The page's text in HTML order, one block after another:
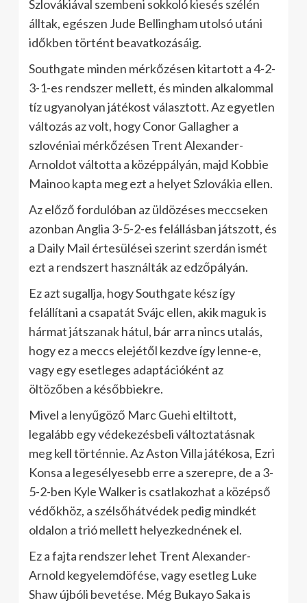
Szlovákiával szembeni sokkoló kiesés szélén
álltak, egészen Jude Bellingham utolsó utáni
időkben történt beavatkozásáig.
Southgate minden mérkőzésen kitartott a 4-2-
3-1-es rendszer mellett, és minden alkalommal
tíz ugyanolyan játékost választott. Az egyetlen
változás az volt, hogy Conor Gallagher a
szlovéniai mérkőzésen Trent Alexander-
Arnoldot váltotta a középpályán, majd Kobbie
Mainoo kapta meg ezt a helyet Szlovákia ellen.
Az előző fordulóban az üldözéses meccseken
azonban Anglia 3-5-2-es felállásban játszott, és
a Daily Mail értesülései szerint szerdán ismét
ezt a rendszert használták az edzőpályán.
Ez azt sugallja, hogy Southgate kész így
felállítani a csapatát Svájc ellen, akik maguk is
hármat játszanak hátul, bár arra nincs utalás,
hogy ez a meccs elejétől kezdve így lenne-e,
vagy egy esetleges adaptációként az
öltözőben a későbbiekre.
Mivel a lenyűgöző Marc Guehi eltiltott,
legalább egy védekezésbeli változtatásnak
meg kell történnie. Az Aston Villa játékosa, Ezri
Konsa a legesélyesebb erre a szerepre, de a 3-
5-2-ben Kyle Walker is csatlakozhat a középső
védőkhöz, a szélsőhátvédek pedig mindkét
oldalon a trió mellett helyezkednének el.
Ez a fajta rendszer lehet Trent Alexander-
Arnold kegyelemdöfése, vagy esetleg Luke
Shaw újbóli bevetése. Még Bukayo Saka is